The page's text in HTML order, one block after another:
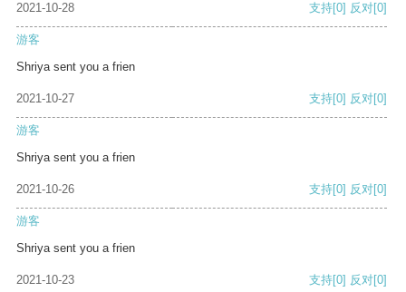
2021-10-28 支持[0] 反对[0]
游客
Shriya sent you a frien
2021-10-27 支持[0] 反对[0]
游客
Shriya sent you a frien
2021-10-26 支持[0] 反对[0]
游客
Shriya sent you a frien
2021-10-23 支持[0] 反对[0]